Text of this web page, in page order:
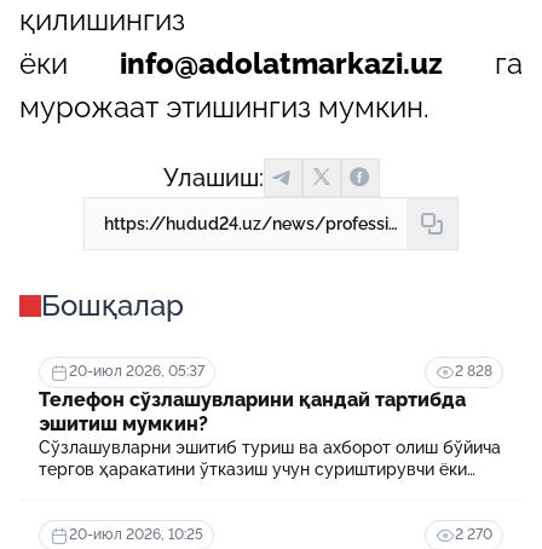
қилишингиз
ёки info@adolatmarkazi.uz га
мурожаат этишингиз мумкин.
Улашиш:
https://hudud24.uz/news/professional-reklama-tarzhima-va-nashr-khizmatlari-ishonchli-khamkor-bilan
Бошқалар
20-июл 2026, 05:37 2 828
Телефон сўзлашувларини қандай тартибда
эшитиш мумкин?
Сўзлашувларни эшитиб туриш ва ахборот олиш бўйича
тергов ҳаракатини ўтказиш учун суриштирувчи ёки
20-июл 2026, 10:25 2 270